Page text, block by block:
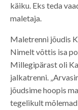
käiku. Eks teda
maletaja.
Maletrenni jõudis
Nimelt võttis isa
Millegipärast oli
jalkatrenni.
jõudsime hoopis
tegelikult mõlemad